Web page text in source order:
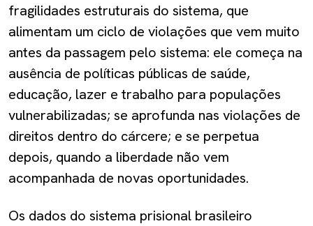
fragilidades estruturais do sistema, que
alimentam um ciclo de violações que vem muito
antes da passagem pelo sistema: ele começa na
ausência de políticas públicas de saúde,
educação, lazer e trabalho para populações
vulnerabilizadas; se aprofunda nas violações de
direitos dentro do cárcere; e se perpetua
depois, quando a liberdade não vem
acompanhada de novas oportunidades.
Os dados do sistema prisional brasileiro